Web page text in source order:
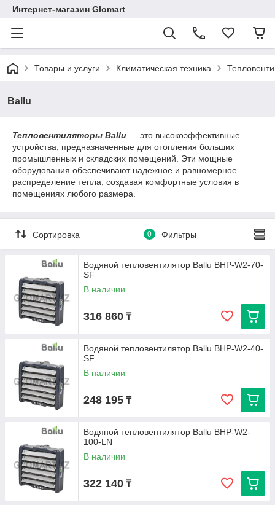
Интернет-магазин Glomart
Товары и услуги Климатическая техника
Ballu
Тепловентиляторы Ballu — это высокоэффективные
устройства, предназначенные для отопления больших
промышленных и складских помещений. Эти мощные
оборудования обеспечивают надежное и равномерное
распределение тепла, создавая комфортные условия в
помещениях любого размера.
Сортировка 0 Фильтры
Водяной тепловентилятор Ballu BHP-W2-70-
SF
В наличии
316 860 ₸
Водяной тепловентилятор Ballu BHP-W2-40-
SF
В наличии
248 195 ₸
Водяной тепловентилятор Ballu BHP-W2-
100-LN
В наличии
322 140 ₸